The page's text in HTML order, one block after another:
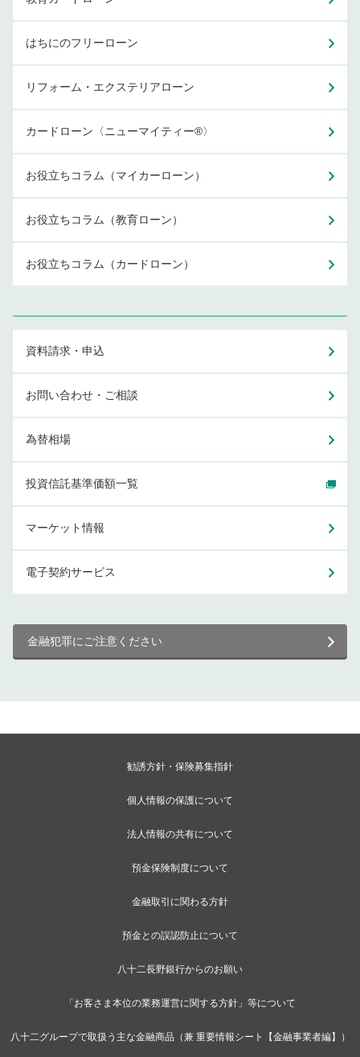
はちにのフリーローン
リフォーム・エクステリアローン
カードローン〈ニューマイティー®〉
お役立ちコラム（マイカーローン）
お役立ちコラム（教育ローン）
お役立ちコラム（カードローン）
資料請求・申込
お問い合わせ・ご相談
為替相場
投資信託基準価額一覧
マーケット情報
電子契約サービス
金融犯罪にご注意ください
勧誘方針・保険募集指針
個人情報の保護について
法人情報の共有について
預金保険制度について
金融取引に関わる方針
預金との誤認防止について
八十二長野銀行からのお願い
「お客さま本位の業務運営に関する方針」等について
八十二グループで取扱う主な金融商品（兼 重要情報シート【金融事業者編】）